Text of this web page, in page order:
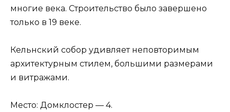
многие века. Строительство было завершено
только в 19 веке.
Кельнский собор удивляет неповторимым
архитектурным стилем, большими размерами
и витражами.
Место: Домклостер — 4.